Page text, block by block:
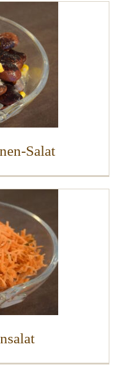
Salat